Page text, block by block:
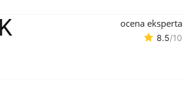
ocena eksperta
8.5/10